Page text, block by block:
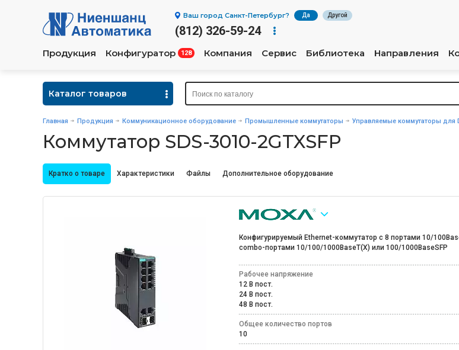
Ваш город Санкт-Петербург? Да Другой
(812) 326-59-24
Продукция Конфигуратор 128 Компания Сервис Библиотека Направления
Каталог товаров
Главная Продукция Коммуникационное оборудование Промышленные коммутаторы Управляемые коммутаторы для
Коммутатор SDS-3010-2GTXSFP
Кратко о товаре Характеристики Файлы Дополнительное оборудование
Конфигурируемый Ethernet-коммутатор с 8 портами 10/
combo-портами 10/100/1000BaseT(X) или 100/1000BaseSFP
Рабочее напряжение
12 В пост.
24 В пост.
48 В пост.
Общее количество портов
10